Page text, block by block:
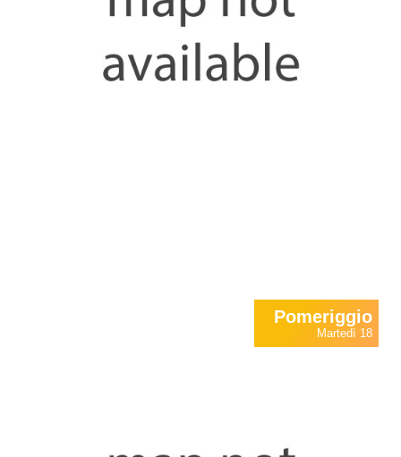
Pomeriggio
Martedì 18